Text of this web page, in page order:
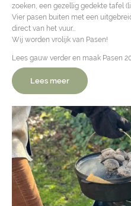
zoeken, een gezellig gedekte tafel
Vier pasen buiten met een
direct van het vuur…
Wij worden vrolijk van Pasen!
Lees gauw verder en maak Pasen
Lees meer